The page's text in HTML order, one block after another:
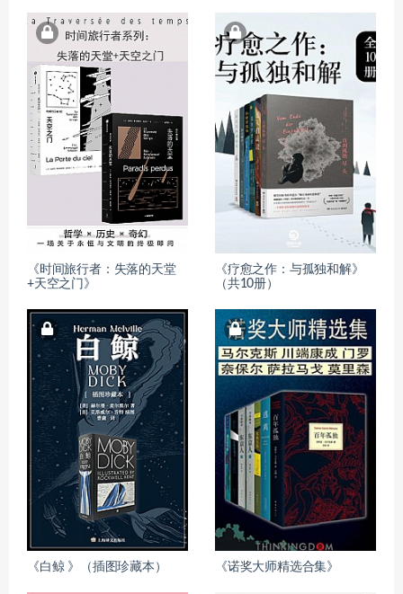
《时间旅行者：失落的天堂
+天空之门》
《疗愈之作：与孤独和解》
（共10册）
《白鲸 》（插图珍藏本） 《诺奖大师精选合集》